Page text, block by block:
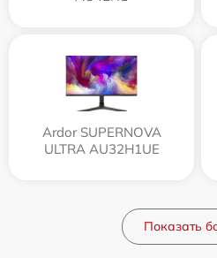
Ardor SUPERNOVA
ULTRA AU32H1UE
Показать